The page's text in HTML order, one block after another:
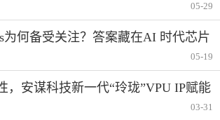
05-29
为何备受关注？答案藏在AI 时代芯片
05-19
，安谋科技新一代“玲珑”VPU IP赋能
03-31